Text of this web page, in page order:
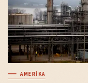
AMERIKA